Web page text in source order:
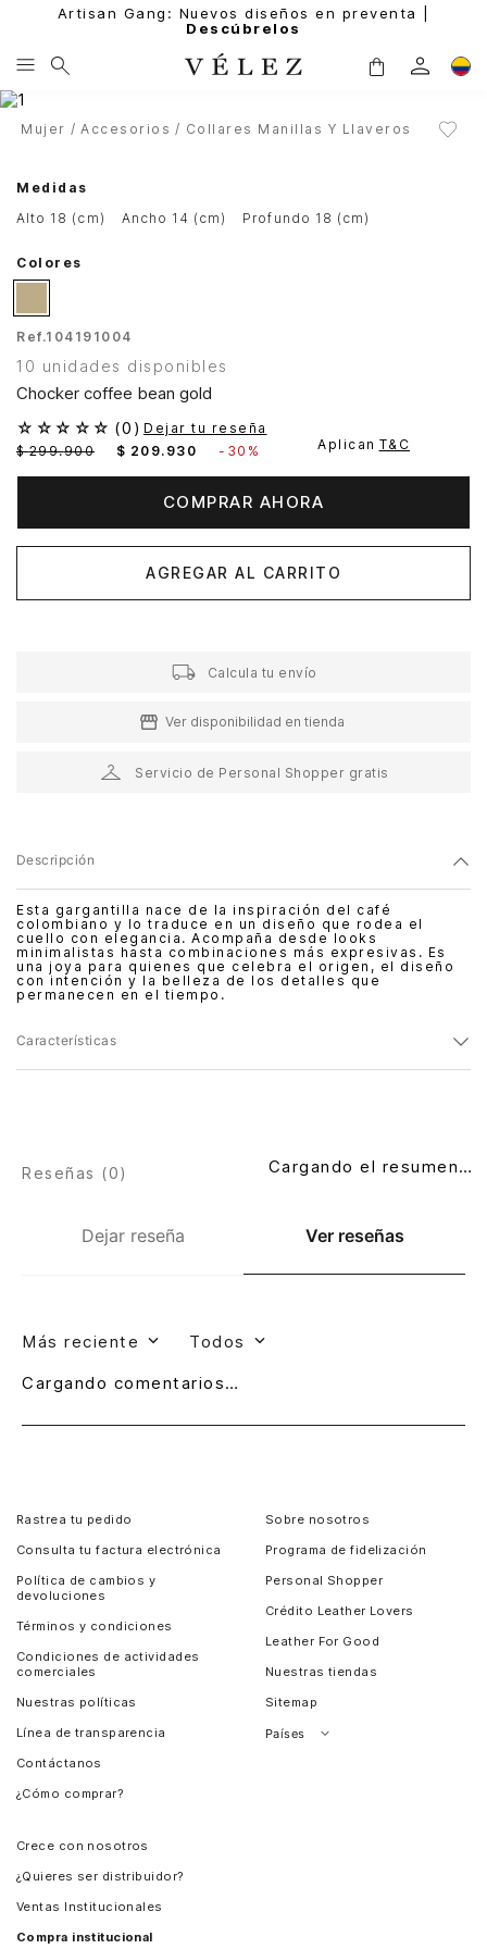
Artisan Gang: Nuevos diseños en preventa |
Descúbrelos
Mujer Accesorios Collares Manillas Y Llaveros
Medidas
alto 18 (cm)
ancho 14 (cm) profundo 18 (cm)
Colores
Ref.104191004
10 unidades disponibles
Chocker coffee bean gold
☆ ☆ ☆ ☆ ☆ (0 ) Dejar tu reseña
$ 299.900 $ 209. 930 - 30% Aplican T&C
COMPRAR AHORA
AGREGAR AL CARRITO
Calcula tu envío
Ver disponibilidad en tienda
Servicio de Personal Shopper gratis
Descripción
Esta gargantilla nace de la inspiración del café
colombiano y lo traduce en un diseño que rodea el
cuello con elegancia. Acompaña desde looks
minimalistas hasta combinaciones más expresivas. Es
una joya para quienes que celebra el origen, el diseño
con intención y la belleza de los detalles que
permanecen en el tiempo.
Características
Dejar reseña Ver reseñas
Reseñas (0) Cargando el resumen…
Más reciente Todos
Cargando comentarios…
Rastrea tu pedido
Consulta tu factura electrónica
Política de cambios y
devoluciones
Términos y condiciones
Condiciones de actividades
comerciales
Nuestras políticas
Línea de transparencia
Contáctanos
¿Cómo comprar?
Sobre nosotros
Programa de fidelización
Personal Shopper
Crédito Leather Lovers
Leather For Good
Nuestras tiendas
Sitemap
Países
Crece con nosotros
¿Quieres ser distribuidor?
Ventas Institucionales
Compra institucional